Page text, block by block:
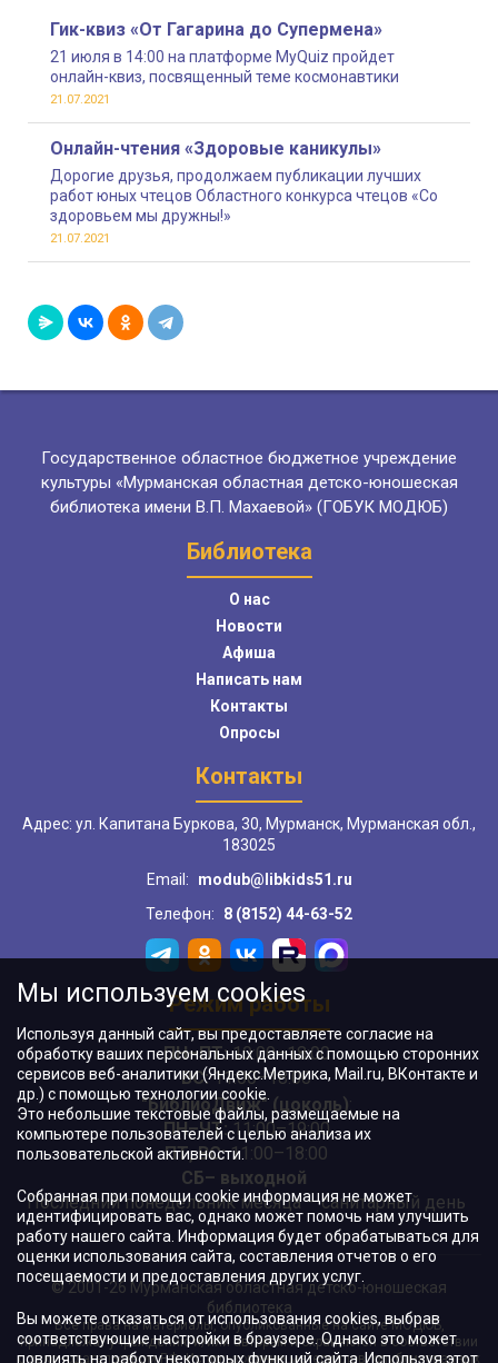
Гик-квиз «От Гагарина до Супермена»
21 июля в 14:00 на платформе MyQuiz пройдет
онлайн-квиз, посвященный теме космонавтики
21.07.2021
Онлайн-чтения «Здоровые каникулы»
Дорогие друзья, продолжаем публикации лучших
работ юных чтецов Областного конкурса чтецов «Со
здоровьем мы дружны!»
21.07.2021
Государственное областное бюджетное учреждение
культуры «Мурманская областная детско-юношеская
библиотека имени В.П. Махаевой» (ГОБУК МОДЮБ)
Библиотека
О нас
Новости
Афиша
Написать нам
Контакты
Опросы
Контакты
Адрес: ул. Капитана Буркова, 30, Мурманск, Мурманская обл.,
183025
Email:
modub@libkids51.ru
Телефон:
8 (8152) 44-63-52
Режим работы
ПН–ПТ:10:00–18:00
ВС:11:00–18:00
"БиблиоДвиж" (цоколь):
ПН–ЧТ:11:00–19:00
ПТ, ВС:11:00–18:00
СБ– выходной
Последний понедельник месяца – санитарный день
© 2001-26 Мурманская областная детско-юношеская
библиотека
Все права на материалы, опубликованные на сайте МОДЮБ,
принадлежат учреждению и/или авторам и охраняются в соответствии
с законодательством РФ. Использование материалов, опубликованных
Мы используем cookies
Используя данный сайт, вы предоставляете согласие на
обработку ваших персональных данных с помощью сторонних
сервисов веб-аналитики (Яндекс.Метрика, Mail.ru, ВКонтакте и
др.) с помощью технологии cookie.
Это небольшие текстовые файлы, размещаемые на
компьютере пользователей с целью анализа их
пользовательской активности.
Собранная при помощи cookie информация не может
идентифицировать вас, однако может помочь нам улучшить
работу нашего сайта. Информация будет обрабатываться для
оценки использования сайта, составления отчетов о его
посещаемости и предоставления других услуг.
Вы можете отказаться от использования cookies, выбрав
соответствующие настройки в браузере. Однако это может
повлиять на работу некоторых функций сайта. Используя этот